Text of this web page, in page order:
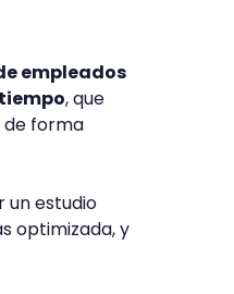
empleados
, que
de forma
un estudio
optimizada, y